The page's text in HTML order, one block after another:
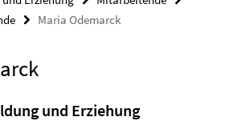
Maria Odemarck
und Erziehung